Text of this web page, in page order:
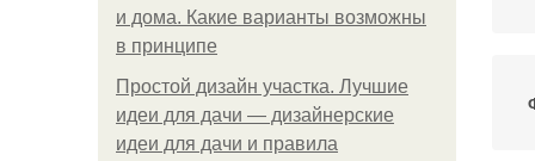
и дома. Какие варианты возможны
в принципе
Простой дизайн участка. Лучшие
идеи для дачи — дизайнерские
идеи для дачи и правила